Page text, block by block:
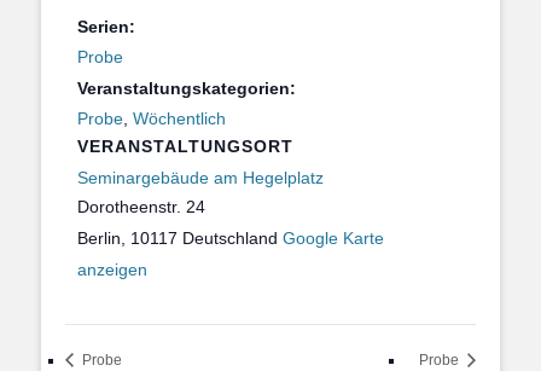
Serien:
Probe
Veranstaltungskategorien:
Probe Wöchentlich
VERANSTALTUNGSORT
Seminargebäude am Hegelplatz
Dorotheenstr. 24
Berlin
10117 Deutschland Google Karte
anzeigen
Probe Probe